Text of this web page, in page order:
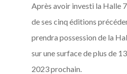
Après avoir investi la Halle
de ses cinq éditions
prendra possession de la
sur une surface de plus de
2023 prochain.